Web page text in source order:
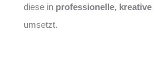
diese in professionelle,
umsetzt.